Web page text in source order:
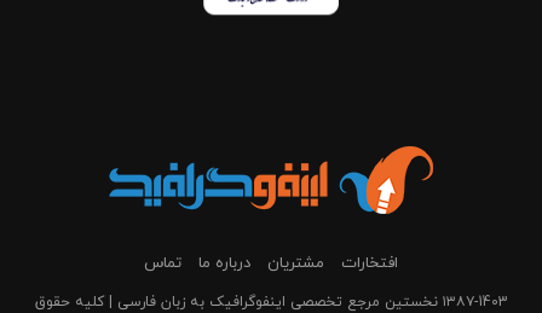
افتخارات مشتریان درباره ما تماس
۱۳۸۷-1403 نخستین مرجع تخصصی اینفوگرافیک به زبان فارسی | کلیه حقوق